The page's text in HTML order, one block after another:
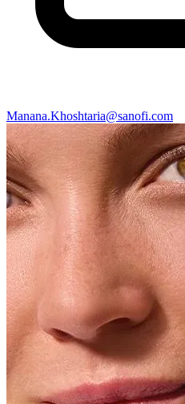
Manana.Khoshtaria@sanofi.com